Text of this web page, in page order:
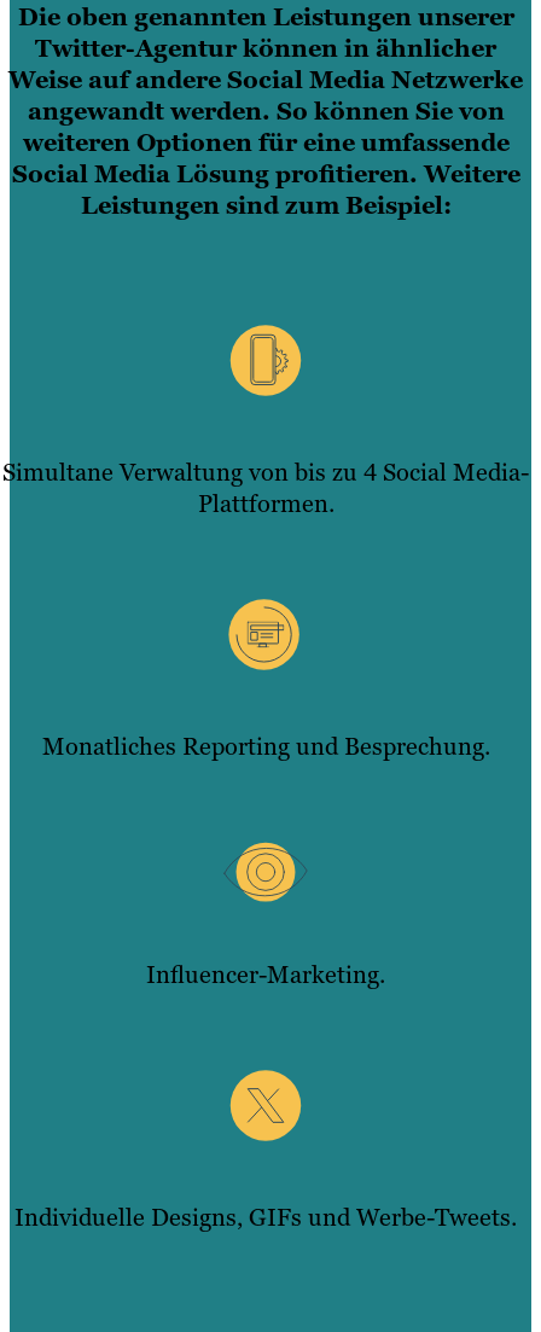
Die oben genannten Leistungen unserer
Twitter-Agentur können in ähnlicher
Weise auf andere Social Media Netzwerke
angewandt werden. So können Sie von
weiteren Optionen für eine umfassende
Social Media Lösung profitieren. Weitere
Leistungen sind zum Beispiel:
Simultane Verwaltung von bis zu 4 Social Media-
Plattformen.
Monatliches Reporting und Besprechung.
Influencer-Marketing.
Individuelle Designs, GIFs und Werbe-Tweets.